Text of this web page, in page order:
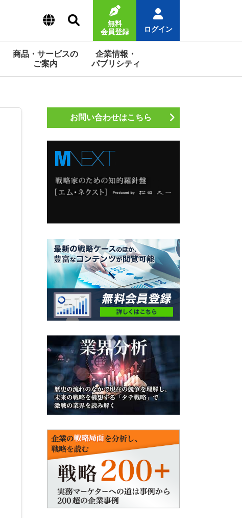
無料
会員登録
ログイン
商品・サービスの
ご案内
企業情報・
パブリシティ
お問い合わせはこちら